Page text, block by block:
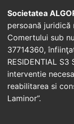
Societatea
persoană juridică
Comertului sub
37714360,
RESIDENTIAL
interventie
reabilitarea si
Laminor”.